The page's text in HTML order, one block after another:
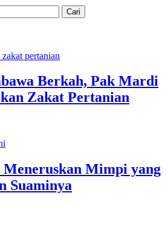
Berkah, Pak Mardi
Zakat Pertanian
Mimpi yang
Suaminya